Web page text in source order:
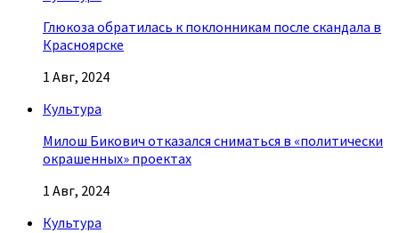
Глюкоза обратилась к поклонникам после скандала в
Красноярске
1 Авг, 2024
Культура
Милош Бикович отказался сниматься в «политически
окрашенных» проектах
1 Авг, 2024
Культура